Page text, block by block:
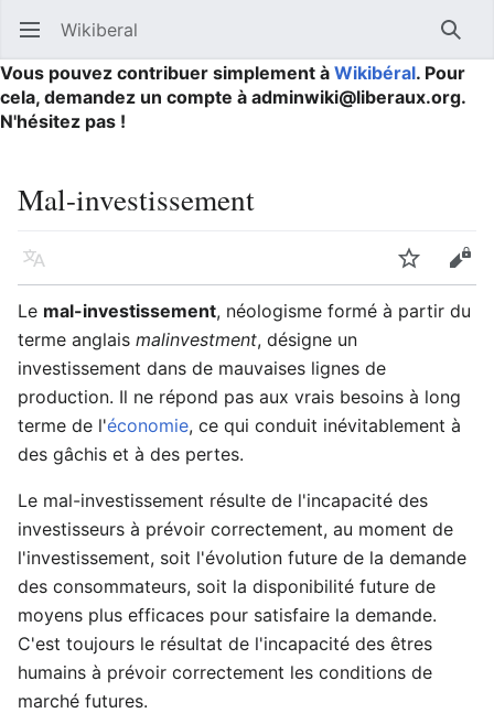
Ouvrir le menu principal Wikiberal
Vous pouvez contribuer simplement à Wikibéral. Pour
cela, demandez un compte à adminwiki@liberaux.org.
N'hésitez pas !
Mal-investissement
Langue Suivre
Le mal-investissement, néologisme formé à partir du
terme anglais malinvestment, désigne un
investissement dans de mauvaises lignes de
production. Il ne répond pas aux vrais besoins à long
terme de l'économie, ce qui conduit inévitablement à
des gâchis et à des pertes.
Le mal-investissement résulte de l'incapacité des
investisseurs à prévoir correctement, au moment de
l'investissement, soit l'évolution future de la demande
des consommateurs, soit la disponibilité future de
moyens plus efficaces pour satisfaire la demande.
C'est toujours le résultat de l'incapacité des êtres
humains à prévoir correctement les conditions de
marché futures.